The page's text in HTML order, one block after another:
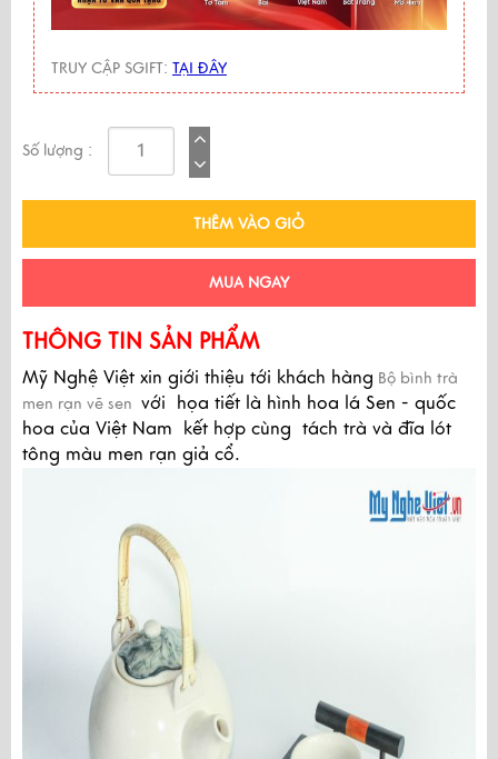
TRUY CẬP SGIFT: TẠI ĐÂY
Số lượng :
THÊM VÀO GIỎ
MUA NGAY
THÔNG TIN SẢN PHẨM
Mỹ Nghệ Việt xin giới thiệu tới khách hàng Bộ bình trà
men rạn vẽ sen với họa tiết là hình hoa lá Sen - quốc
hoa của Việt Nam kết hợp cùng tách trà và đĩa lót
tông màu men rạn giả cổ.